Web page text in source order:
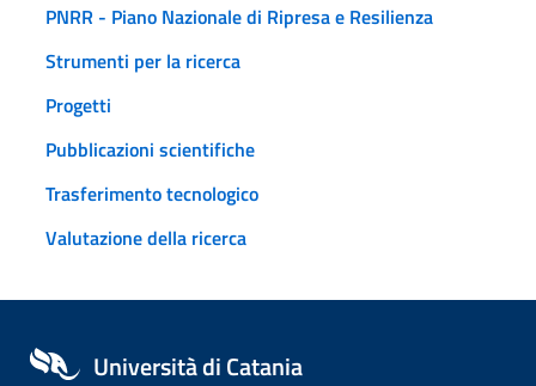
PNRR - Piano Nazionale di Ripresa e Resilienza
Strumenti per la ricerca
Progetti
Pubblicazioni scientifiche
Trasferimento tecnologico
Valutazione della ricerca
Università di Catania